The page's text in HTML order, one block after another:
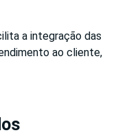
a integração das
ao cliente,